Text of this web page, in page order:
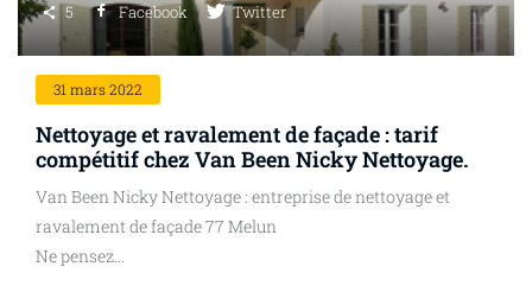
5 Facebook Twitter
31 mars 2022
Nettoyage et ravalement de façade : tarif
compétitif chez Van Been Nicky Nettoyage.
Van Been Nicky Nettoyage : entreprise de nettoyage et
ravalement de façade 77 Melun
Ne pensez...